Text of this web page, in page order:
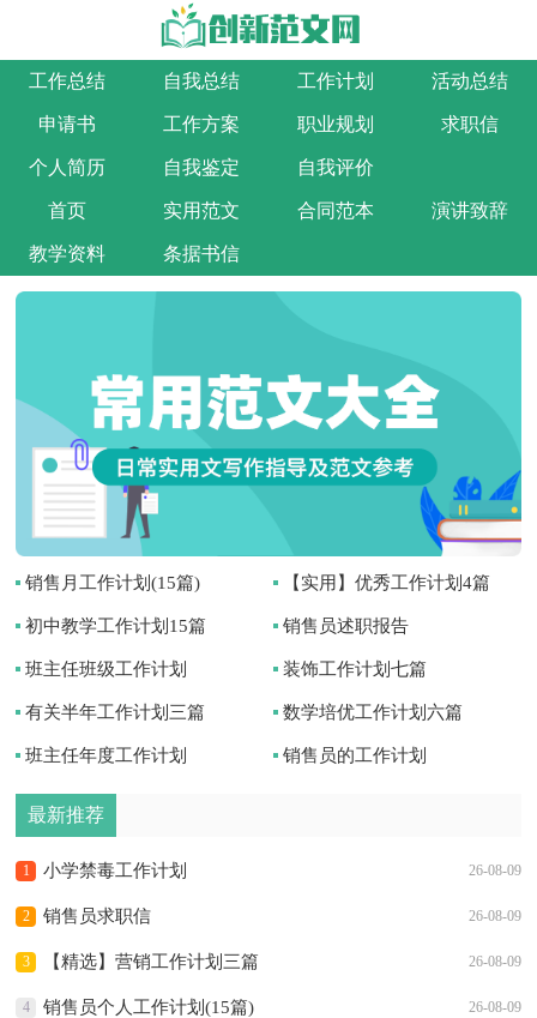
工作总结 自我总结 工作计划 活动总结
申请书 工作方案 职业规划 求职信
个人简历 自我鉴定 自我评价
首页 实用范文 合同范本 演讲致辞
教学资料 条据书信
销售月工作计划(15篇) 【实用】优秀工作计划4篇
初中教学工作计划15篇 销售员述职报告
班主任班级工作计划 装饰工作计划七篇
有关半年工作计划三篇 数学培优工作计划六篇
班主任年度工作计划 销售员的工作计划
最新推荐
1 小学禁毒工作计划 26-08-09
2 销售员求职信 26-08-09
3 【精选】营销工作计划三篇 26-08-09
4 销售员个人工作计划(15篇) 26-08-09